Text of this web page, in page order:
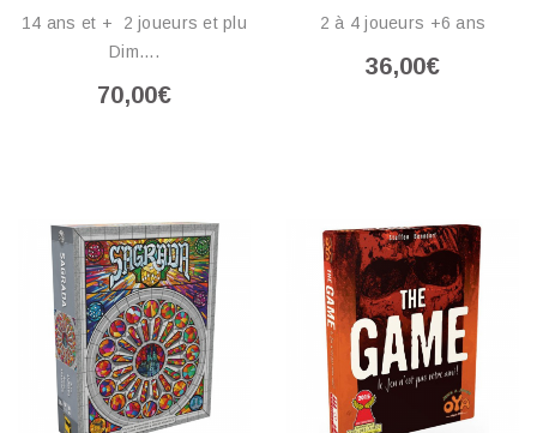
14 ans et + 2 joueurs et plu
Dim....
70,00€
2 à 4 joueurs +6 ans
36,00€